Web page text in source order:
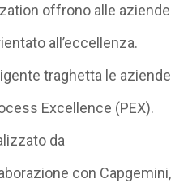
offrono alle aziende
all’eccellenza.
traghetta le aziende
Excellence (PEX).
da
con Capgemini,